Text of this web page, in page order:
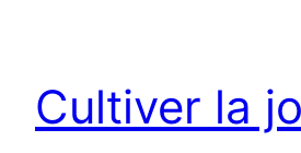
Cultiver la